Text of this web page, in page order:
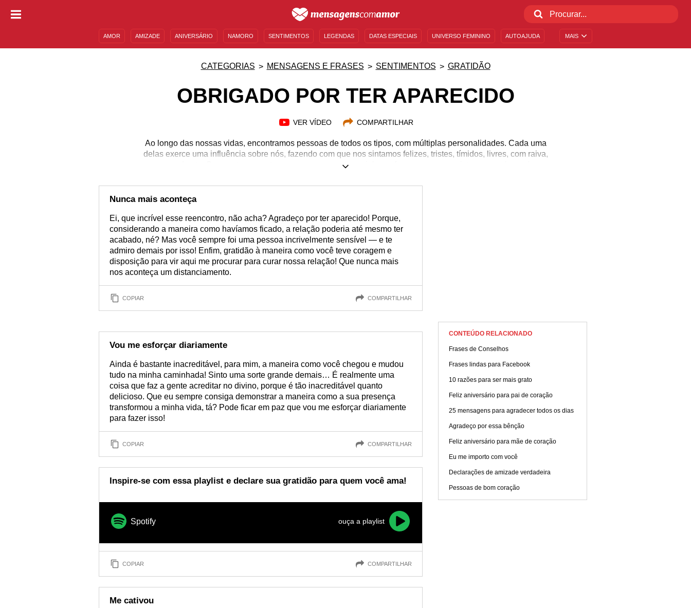
MAIS
AMOR AMIZADE ANIVERSÁRIO NAMORO SENTIMENTOS LEGENDAS DATAS ESPECIAIS UNIVERSO FEMININO AUTOAJUDA
CATEGORIAS MENSAGENS E FRASES SENTIMENTOS GRATIDÃO
OBRIGADO POR TER APARECIDO
VER VÍDEO COMPARTILHAR
Ao longo das nossas vidas, encontramos pessoas de todos os tipos, com múltiplas personalidades. Cada uma
delas exerce uma influência sobre nós, fazendo com que nos sintamos felizes, tristes, tímidos, livres, com raiva,
com medo etc. Com sorte, encontramos uma pessoa especial, que faz com que nos sintamos apaixonados,
sem receio. Faça isso usando as palavras certas, de um jeito especial, com as mensagens que preparamos.
Nunca mais aconteça
Ei, que incrível esse reencontro, não acha? Agradeço por ter aparecido! Porque,
considerando a maneira como havíamos ficado, a relação poderia até mesmo ter
acabado, né? Mas você sempre foi uma pessoa incrivelmente sensível — e te
admiro demais por isso! Enfim, gratidão à maneira como você teve coragem e
disposição para vir aqui me procurar para curar nossa relação! Que nunca mais
nos aconteça um distanciamento.
COPIAR COMPARTILHAR
Vou me esforçar diariamente
Ainda é bastante inacreditável, para mim, a maneira como você chegou e mudou
tudo na minha caminhada! Sinto uma sorte grande demais… É realmente uma
coisa que faz a gente acreditar no divino, porque é tão inacreditável quanto
delicioso. Que eu sempre consiga demonstrar a maneira como a sua presença
transformou a minha vida, tá? Pode ficar em paz que vou me esforçar diariamente
para fazer isso!
COPIAR COMPARTILHAR
Inspire-se com essa playlist e declare sua gratidão para quem você ama!
Spotify ouça a playlist
COPIAR COMPARTILHAR
Me cativou
CONTEÚDO RELACIONADO
Frases de Conselhos
Frases lindas para Facebook
10 razões para ser mais grato
Feliz aniversário para pai de coração
25 mensagens para agradecer todos os dias
Agradeço por essa bênção
Feliz aniversário para mãe de coração
Eu me importo com você
Declarações de amizade verdadeira
Pessoas de bom coração